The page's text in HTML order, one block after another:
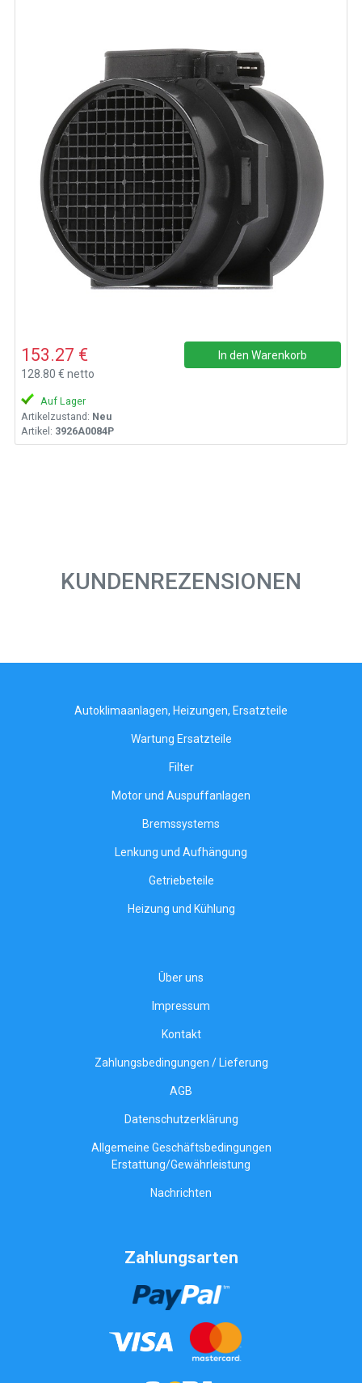
153.27 €
128.80 € netto
In den Warenkorb
Auf Lager
Artikelzustand: Neu
Artikel: 3926A0084P
KUNDENREZENSIONEN
Autoklimaanlagen, Heizungen, Ersatzteile
Wartung Ersatzteile
Filter
Motor und Auspuffanlagen
Bremssystems
Lenkung und Aufhängung
Getriebeteile
Heizung und Kühlung
Über uns
Impressum
Kontakt
Zahlungsbedingungen / Lieferung
AGB
Datenschutzerklärung
Allgemeine Geschäftsbedingungen
Erstattung/Gewährleistung
Nachrichten
Zahlungsarten